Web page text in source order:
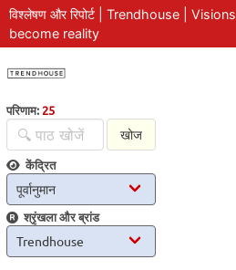
विश्लेषण और रिपोर्ट | Trendhouse | Visions
become reality
परिणाम:25
खोज
केंद्रित
श्रृंखला और ब्रांड